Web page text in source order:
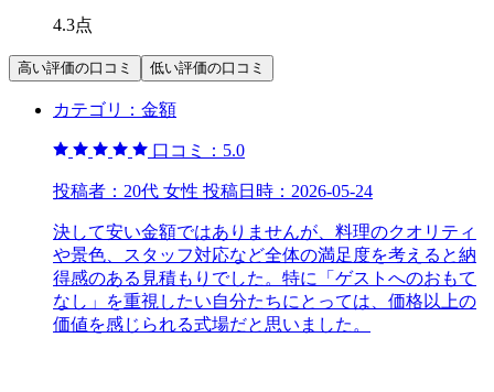
4.3点
高い評価の口コミ 低い評価の口コミ
カテゴリ： 金額
口コミ： 5.0
投稿者： 20代 女性 投稿日時： 2026-05-24
決して安い金額ではありませんが、料理のクオリティ
や景色、スタッフ対応など全体の満足度を考えると納
得感のある見積もりでした。特に「ゲストへのおもて
なし」を重視したい自分たちにとっては、価格以上の
価値を感じられる式場だと思いました。